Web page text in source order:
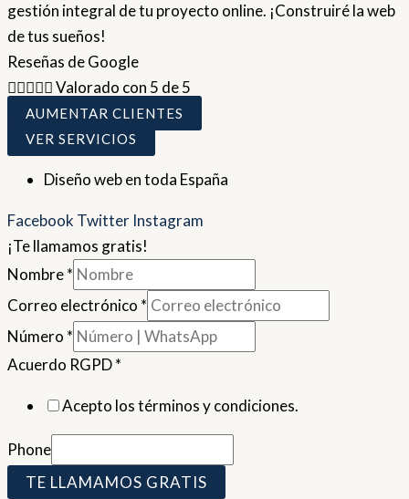
gestión integral de tu proyecto online. ¡Construiré la web
de tus sueños!
Reseñas de Google
Valorado con 5 de 5
AUMENTAR CLIENTES
VER SERVICIOS
Diseño web en toda España
Facebook Twitter Instagram
¡Te llamamos gratis!
Nombre*
Correo electrónico *
Número *
Acuerdo RGPD*
Acepto los términos y condiciones.
Phone
TE LLAMAMOS GRATIS